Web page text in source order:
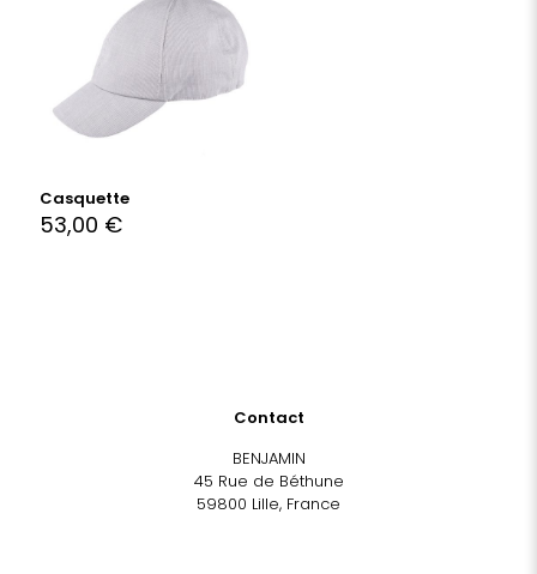
Casquette
53,00 €
Contact
BENJAMIN
45 Rue de Béthune
59800 Lille, France